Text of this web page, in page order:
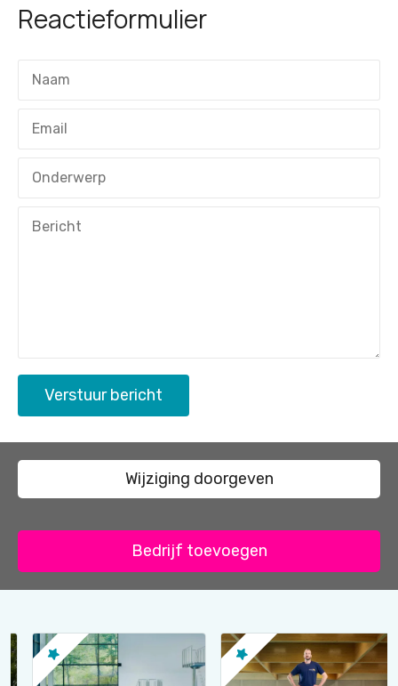
Reactieformulier
Verstuur bericht
Wijziging doorgeven
Bedrijf toevoegen